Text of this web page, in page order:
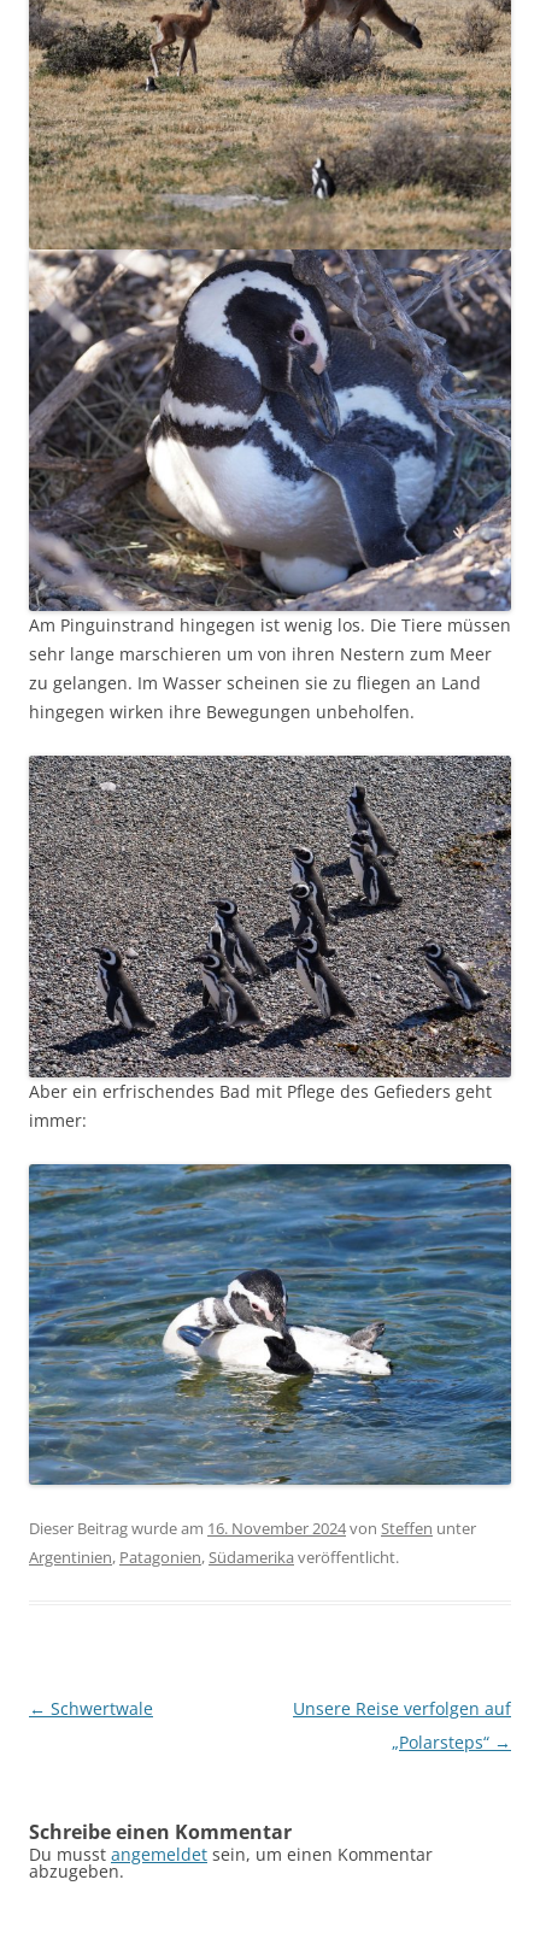
Am Pinguinstrand hingegen ist wenig los. Die Tiere müssen
sehr lange marschieren um von ihren Nestern zum Meer
zu gelangen. Im Wasser scheinen sie zu fliegen an Land
hingegen wirken ihre Bewegungen unbeholfen.
Aber ein erfrischendes Bad mit Pflege des Gefieders geht
immer:
Dieser Beitrag wurde am 16. November 2024von Steffen unter
Argentinien, Patagonien,Südamerika veröffentlicht.
Beitragsnavigation
← Schwertwale
Unsere Reise verfolgen auf
„Polarsteps“ →
Schreibe einen Kommentar
Du musst angemeldet sein, um einen Kommentar
abzugeben.